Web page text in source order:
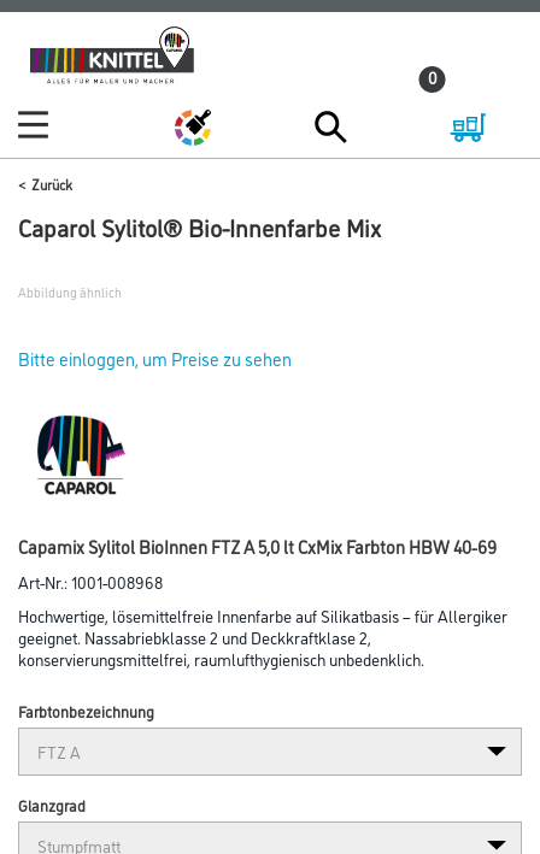
Zum
Inhalt
Zum
Navigationsmenü
0
Zurück
Caparol Sylitol® Bio-Innenfarbe Mix
Abbildung ähnlich
Bitte einloggen, um Preise zu sehen
Capamix Sylitol BioInnen FTZ A 5,0 lt CxMix Farbton HBW 40-69
Art-Nr.:1001-008968
Hochwertige, lösemittelfreie Innenfarbe auf Silikatbasis – für Allergiker
geeignet. Nassabriebklasse 2 und Deckkraftklase 2,
konservierungsmittelfrei, raumlufthygienisch unbedenklich.
Farbtonbezeichnung
Glanzgrad